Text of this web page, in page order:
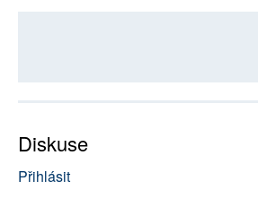
Diskuse
Přihlásit